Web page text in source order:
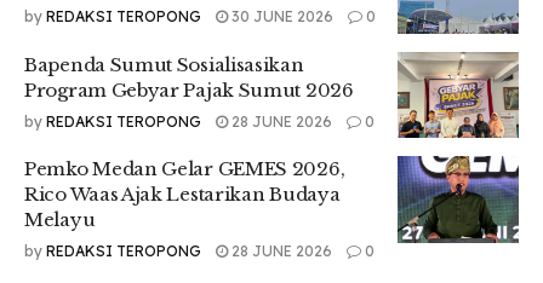
Manajemen UMSU, mengatakan hal yang terbalik dari
mahasiswa sebelumnya. Menurutnya good looking tidak
terlalu penting.
“Tidak terlalu penting karena dikehidupan kita atau
kehidupan sosial kita membutuhkan orang orang yang
bersikap positif, baik, jujur, dan lain-lain. Kalau hanya
mengandalakan penampilan yang bagus (good looking)
tetapi memiliki sifat yang
(tidak baik) itu sangat
berbahaya bagi kehidupan kita dan sosial,” ujarnya.
by REDAKSI TEROPONG 30 JUNE 2026 0
Bapenda Sumut Sosialisasikan
Program Gebyar Pajak Sumut 2026
by REDAKSI TEROPONG 28 JUNE 2026 0
Pemko Medan Gelar GEMES 2026,
Rico Waas Ajak Lestarikan Budaya
Melayu
by REDAKSI TEROPONG 28 JUNE 2026 0